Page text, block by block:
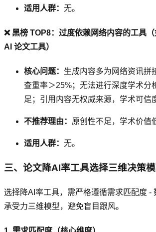
适用人群： 无。
❌ 黑榜 TOP8：过度依赖网络内容的工具
AI 论文工具）
核心问题： 生成内容多为网络资讯拼
查重率＞25%；无法进行深度学术分
足；引用内容无权威来源，学术可信
不推荐理由： 原创性不足，学术价值
适用人群： 无。
三、论文降AI率工具选择三维决策
选择降AI率工具，需严格遵循需求匹配度 -
承受力三维模型，避免盲目跟风。